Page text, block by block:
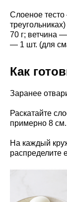
Слоеное
70 г; ветчина
— 1 шт. (для
Как
Заранее
Раскатайте
примерно 8 см.
На каждый
распределите